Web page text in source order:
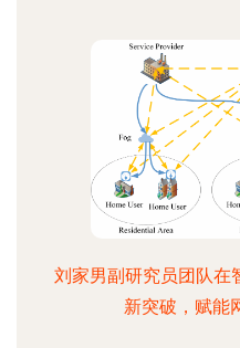
刘家男副研究员团队在
新突破，赋能